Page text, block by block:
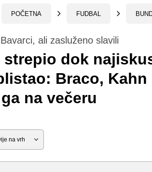
POČETNA FUDBAL
ali zasluženo slavili
strepio dok
Braco, Kahn
na večeru